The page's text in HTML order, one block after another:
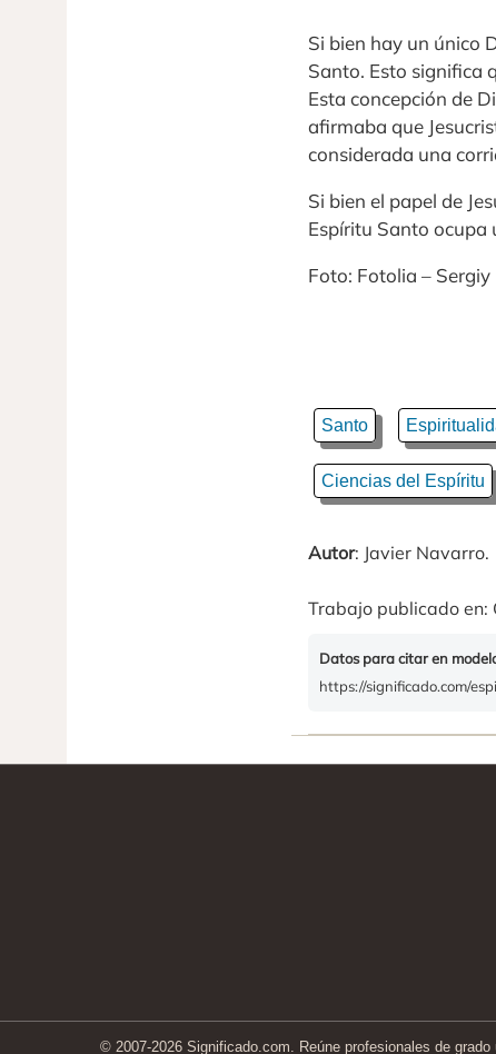
Si bien hay un único
Santo. Esto significa
Esta concepción de
afirmaba que
considerada una
Si bien el papel de
Espíritu Santo ocupa
Foto: Fotolia – Sergiy
Santo
Ciencias del Espíritu
Autor: Javier Navarro.
Trabajo publicado en:
Datos para citar en
https://significado.com/
© 2007-2026 Significado.com. Reúne profesionales de grado